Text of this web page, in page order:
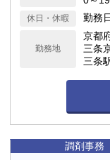
休日・休暇 勤務
勤務地
京都
三条
三条
調剤事務